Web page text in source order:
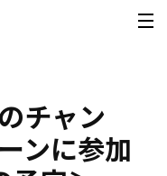
チャン
ンに参加